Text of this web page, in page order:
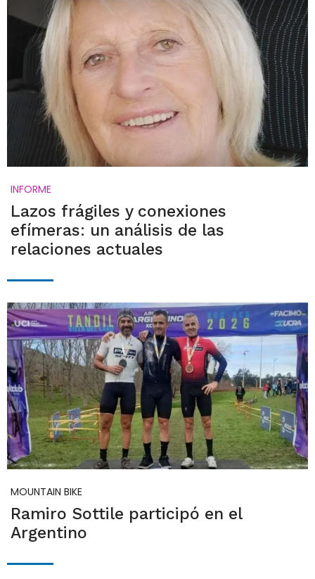
INFORME
Lazos frágiles y conexiones
efímeras: un análisis de las
relaciones actuales
MOUNTAIN BIKE
Ramiro Sottile participó en el
Argentino